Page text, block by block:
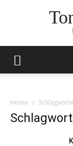
Home Schlagworte